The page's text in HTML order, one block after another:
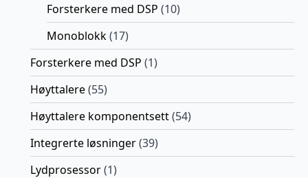
Forsterkere med DSP (10)
Monoblokk(17)
Forsterkere med DSP (1)
Høyttalere(55)
Høyttalere komponentsett(54)
Integrerte løsninger(39)
Lydprosessor(1)